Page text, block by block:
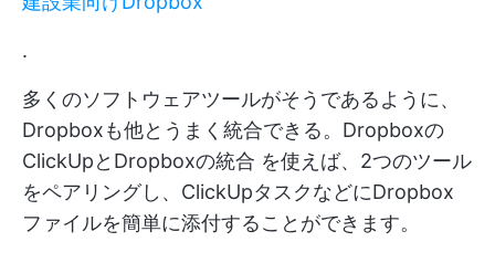
.
多くのソフトウェアツールがそうであるように、
Dropboxも他とうまく統合できる。Dropboxの
ClickUpとDropboxの統合 を使えば、2つのツール
をペアリングし、ClickUpタスクなどにDropbox
ファイルを簡単に添付することができます。